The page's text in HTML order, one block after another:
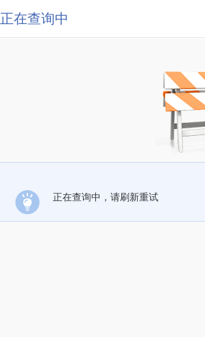
正在查询中
正在查询中，请刷新重试